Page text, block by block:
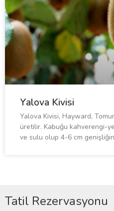
Yalova Kivisi
Yalova Kivisi, Hayward,
üretilir. Kabuğu kahverengi-
ve sulu olup 4-6 cm
Tatil Rezervasyonu